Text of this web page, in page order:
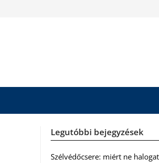
Legutóbbi bejegyzések
Szélvédőcsere: miért ne